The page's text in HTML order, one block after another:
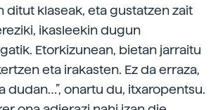
ditut klaseak, eta gustatzen zait
ikasleekin dugun
Etorkizunean, bietan jarraitu
eta irakasten. Ez da erraza,
dudan…”, onartu du, itxaropentsu.